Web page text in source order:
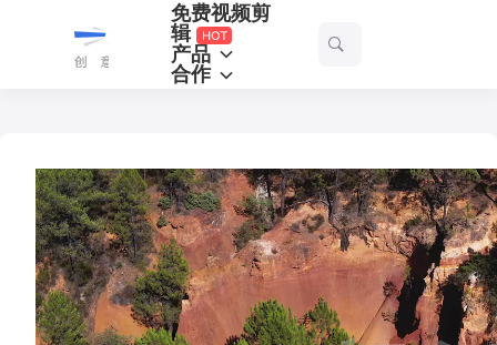
一
起
免费视频剪
辑
产品
合作